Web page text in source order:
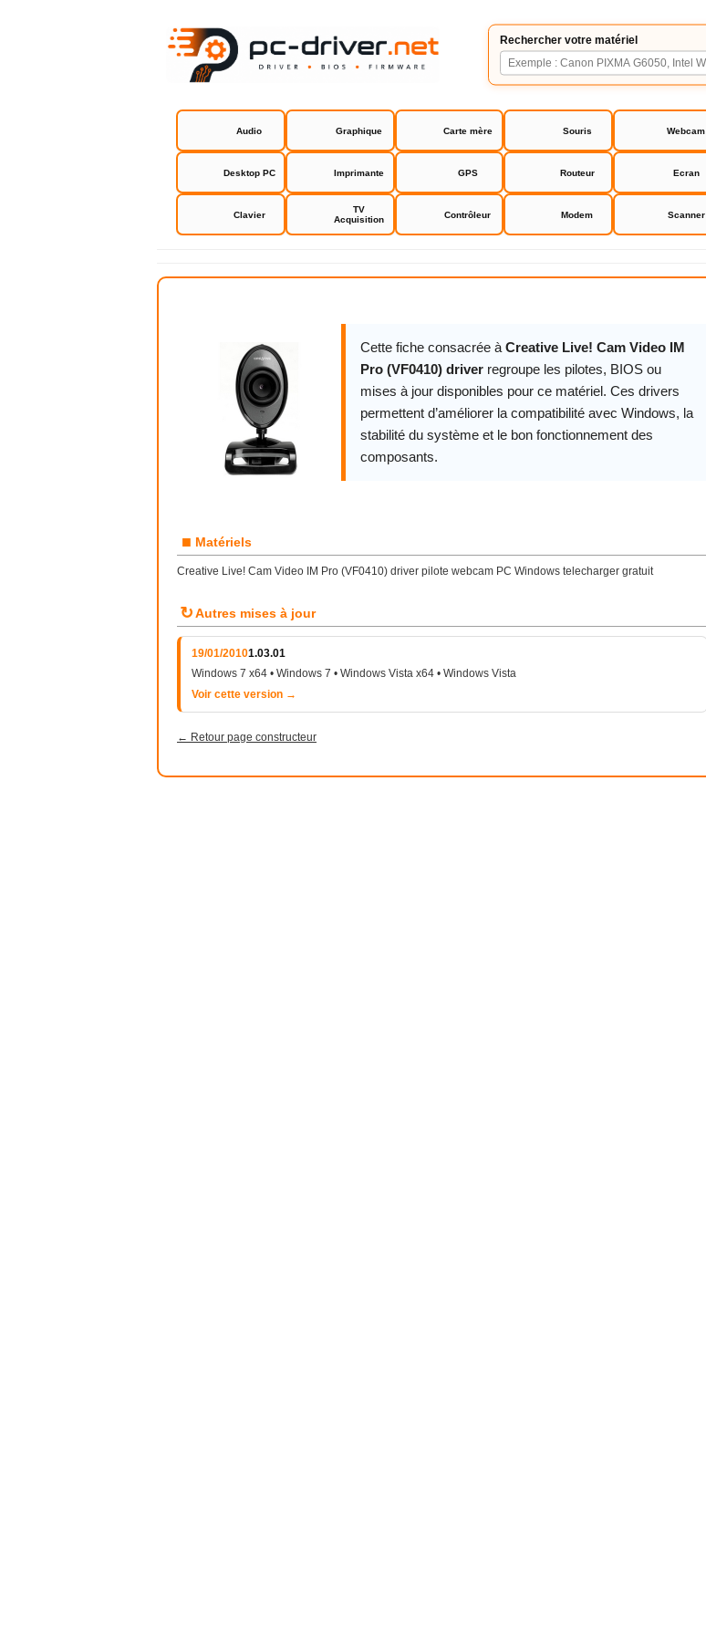
Rechercher votre matériel
Audio Graphique Carte mère Souris Webcam
Desktop PC Imprimante GPS Routeur Ecran
Clavier
TV
Acquisition
Contrôleur Modem Scanner
Creative Live! Cam Video IM Pro (VF0410) driver
Cette fiche consacrée à Creative Live! Cam Video IM
Pro (VF0410) driver regroupe les pilotes, BIOS ou
mises à jour disponibles pour ce matériel. Ces drivers
permettent d’améliorer la compatibilité avec Windows, la
stabilité du système et le bon fonctionnement des
composants.
■ Matériels
Creative Live! Cam Video IM Pro (VF0410) driver pilote webcam PC Windows telecharger gratuit
↻Autres mises à jour
19/01/20101.03.01
Windows 7 x64 • Windows 7 • Windows Vista x64 • Windows Vista
Voir cette version →
← Retour page constructeur